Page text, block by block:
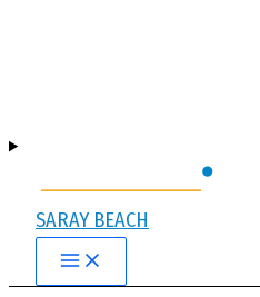
SARAY BEACH
Main
Menu